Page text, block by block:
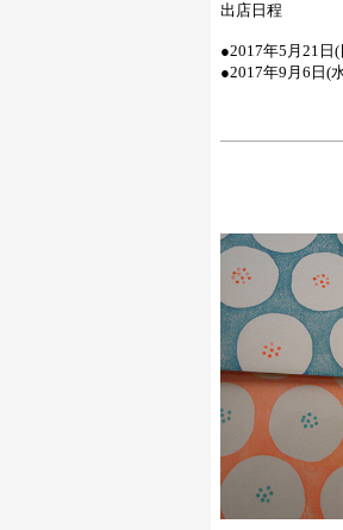
出店日程
●2017年5月21
●2017年9月6日(